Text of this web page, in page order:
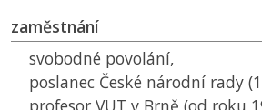
zaměstnání
svobodné povolání,
poslanec České národní rady